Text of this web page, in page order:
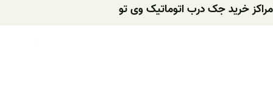
مراکز خرید جک درب اتوماتیک وی تو